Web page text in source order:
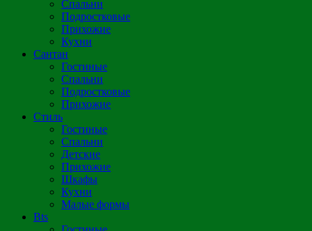
Спальни
Подростковые
Прихожие
Кухни
Сантан
Гостиные
Спальни
Подростковые
Прихожие
Стиль
Гостиные
Спальни
Детские
Прихожие
Шкафы
Кухни
Малые формы
Bts